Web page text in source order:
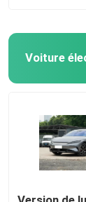
Tous les
Voiture
Voiture
Voiture